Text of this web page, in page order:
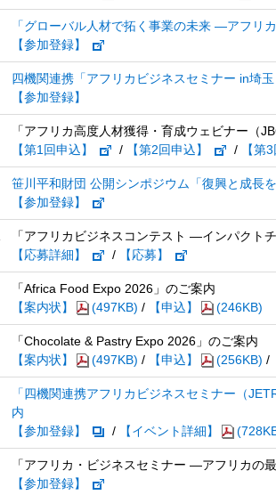
「グローバル人材で拓く事業の未来 ―アフリ
【参加登録】
四機関連携「アフリカビジネスセミナー in埼
【参加登録】
「アフリカ高度人材獲得・育成ウェビナー（
【第1回申込】
/ 【第2回申込】 / 【第
笹川平和財団 公開シンポジウム「復興と成長
【参加登録】
「アフリカビジネスコンテスト ―インパクト
【応募詳細】
/ 【応募】
「Africa Food Expo 2026」のご案内
【案内状】
(497KB) / 【申込】 (246KB)
「Chocolate & Pastry Expo 2026」のご案内
【案内状】
(497KB) / 【申込】 (256KB) /
「四機関連携アフリカビジネスセミナー（
内
【参加登録】
/ 【イベント詳細】
「アフリカ・ビジネスセミナー ―アフリカの
【参加登録】